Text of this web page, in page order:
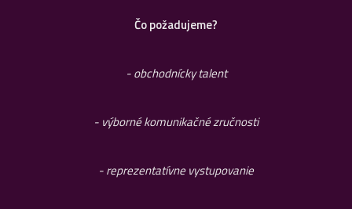
Čo požadujeme?
- obchodnícky talent
- výborné komunikačné zručnosti
- reprezentatívne vystupovanie